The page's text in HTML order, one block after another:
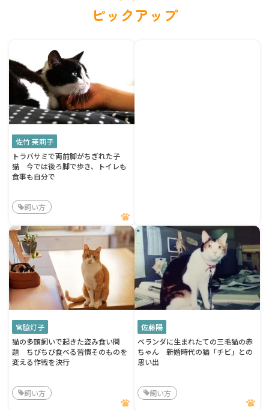
ピックアップ
佐竹 茉莉子
トラバサミで両前脚がちぎれた子
猫 今では後ろ脚で歩き、トイレも
食事も自分で
飼い方
宮脇灯子
猫の多頭飼いで起きた盗み食い問
題 ちびちび食べる習慣そのものを
変える作戦を決行
飼い方
佐藤陽
ベランダに生まれたての三毛猫の赤
ちゃん 新婚時代の猫「チビ」との
思い出
飼い方